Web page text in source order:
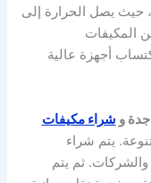
حيث يصل الحرارة إلى
المكيفات
أجهزة عالية
و شراء مكيفات
يتم شراء
والشركات. ثم يتم